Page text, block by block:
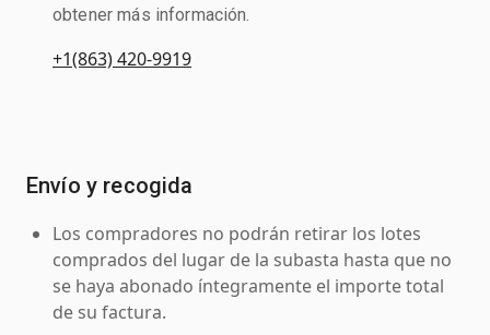
obtener más información.
+1(863) 420-9919
Envío y recogida
Los compradores no podrán retirar los lotes
comprados del lugar de la subasta hasta que no
se haya abonado íntegramente el importe total
de su factura.